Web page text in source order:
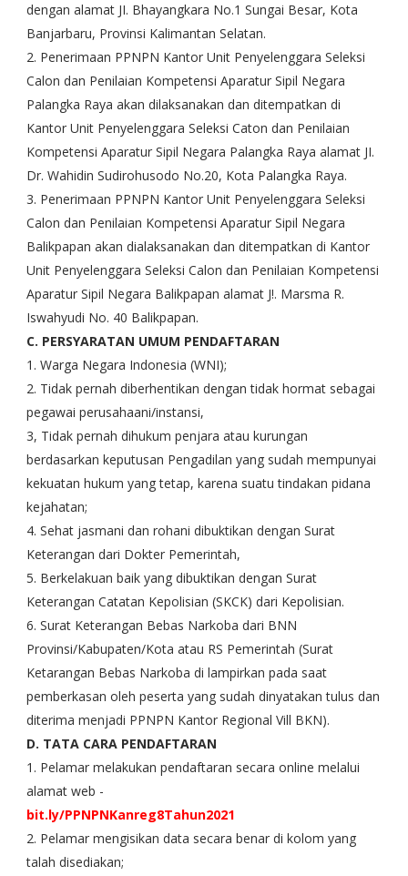
dengan alamat JI. Bhayangkara No.1 Sungai Besar, Kota
Banjarbaru, Provinsi Kalimantan Selatan.
2. Penerimaan PPNPN Kantor Unit Penyelenggara Seleksi
Calon dan Penilaian Kompetensi Aparatur Sipil Negara
Palangka Raya akan dilaksanakan dan ditempatkan di
Kantor Unit Penyelenggara Seleksi Caton dan Penilaian
Kompetensi Aparatur Sipil Negara Palangka Raya alamat JI.
Dr. Wahidin Sudirohusodo No.20, Kota Palangka Raya.
3. Penerimaan PPNPN Kantor Unit Penyelenggara Seleksi
Calon dan Penilaian Kompetensi Aparatur Sipil Negara
Balikpapan akan dialaksanakan dan ditempatkan di Kantor
Unit Penyelenggara Seleksi Calon dan Penilaian Kompetensi
Aparatur Sipil Negara Balikpapan alamat J!. Marsma R.
Iswahyudi No. 40 Balikpapan.
C. PERSYARATAN UMUM PENDAFTARAN
1. Warga Negara Indonesia (WNI);
2. Tidak pernah diberhentikan dengan tidak hormat sebagai
pegawai perusahaani/instansi,
3, Tidak pernah dihukum penjara atau kurungan
berdasarkan keputusan Pengadilan yang sudah mempunyai
kekuatan hukum yang tetap, karena suatu tindakan pidana
kejahatan;
4. Sehat jasmani dan rohani dibuktikan dengan Surat
Keterangan dari Dokter Pemerintah,
5. Berkelakuan baik yang dibuktikan dengan Surat
Keterangan Catatan Kepolisian (SKCK) dari Kepolisian.
6. Surat Keterangan Bebas Narkoba dari BNN
Provinsi/Kabupaten/Kota atau RS Pemerintah (Surat
Ketarangan Bebas Narkoba di lampirkan pada saat
pemberkasan oleh peserta yang sudah dinyatakan tulus dan
diterima menjadi PPNPN Kantor Regional Vill BKN).
D. TATA CARA PENDAFTARAN
1. Pelamar melakukan pendaftaran secara online melalui
alamat web -
bit.ly/PPNPNKanreg8Tahun2021
2. Pelamar mengisikan data secara benar di kolom yang
talah disediakan;